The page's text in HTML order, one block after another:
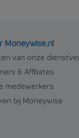
Moneywise.nl
van onze
& Affiliates
medewerkers
bij Moneywise